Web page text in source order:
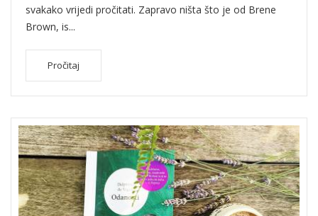
svakako vrijedi pročitati. Zapravo ništa što je od Brene
Brown, is...
Pročitaj